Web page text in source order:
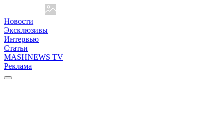
Новости
Эксклюзивы
Интервью
Статьи
MASHNEWS TV
Реклама